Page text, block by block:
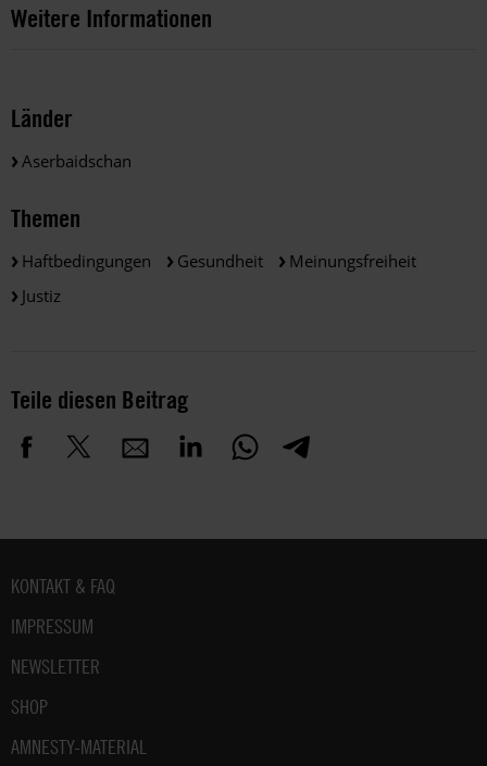
Weitere Informationen
Länder
Aserbaidschan
Themen
Haftbedingungen Gesundheit
Meinungsfreiheit
Justiz
Teile diesen Beitrag
Fußbereich
KONTAKT & FAQ
IMPRESSUM
NEWSLETTER
SHOP
AMNESTY-MATERIAL